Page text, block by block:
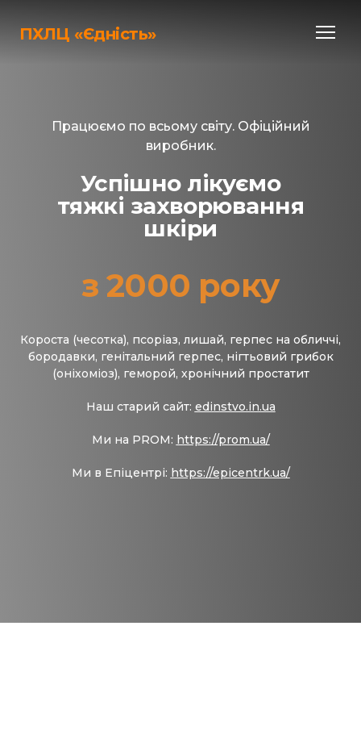
ПХЛЦ «Єдність»
Працюємо по всьому світу. Офіційний
виробник.
Успішно лікуємо
тяжкі захворювання
шкіри
з 2000 року
Короста (чесотка), псоріаз, лишай, герпес на обличчі,
бородавки, генітальний герпес, нігтьовий грибок
(оніхоміоз), геморой, хронічний простатит
Наш старий сайт: edinstvo.in.ua
Ми на PROM: https://prom.ua/
Ми в Епіцентрі: https://epicentrk.ua/